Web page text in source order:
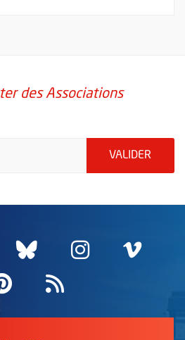
des Associations
VALIDER
nouvelle fenêtre
Ouvre une nouvelle
Bluesky
, Ouvre une
Instagram
, Ouvre
,
Pinterest
, Ouvre une
Flux RSS